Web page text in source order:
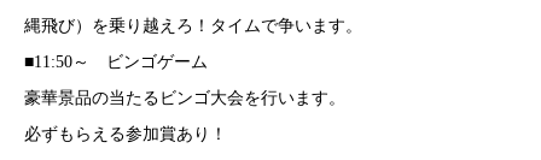
縄飛び）を乗り越えろ！タイムで争います。
■11:50～ ビンゴゲーム
豪華景品の当たるビンゴ大会を行います。
必ずもらえる参加賞あり！